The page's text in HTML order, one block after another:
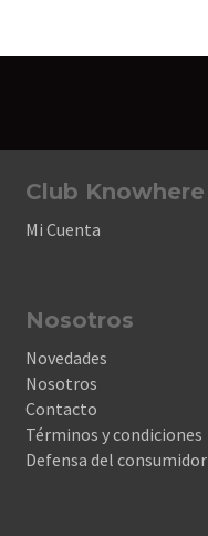
Club Knowhere
Mi Cuenta
Nosotros
Novedades
Nosotros
Contacto
Términos y condiciones
Defensa del consumidor